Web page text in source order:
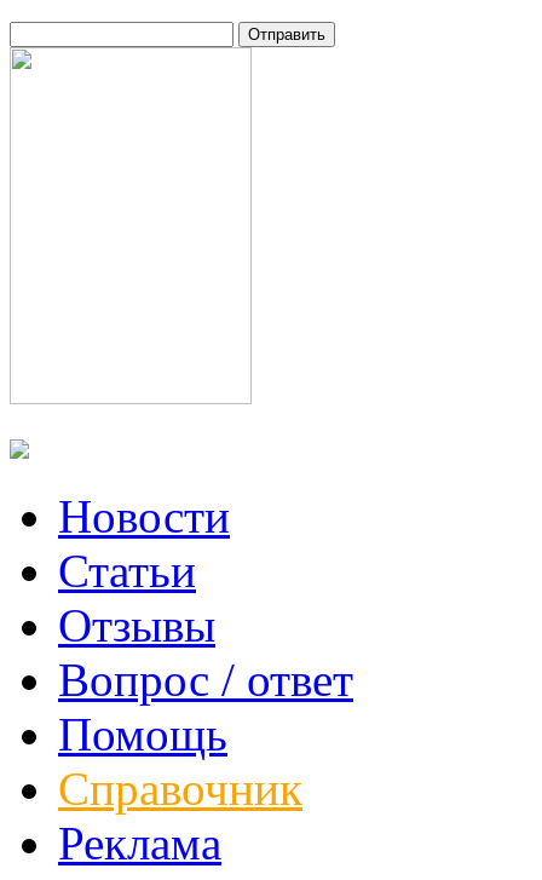
Новости
Статьи
Отзывы
Вопрос / ответ
Помощь
Справочник
Реклама